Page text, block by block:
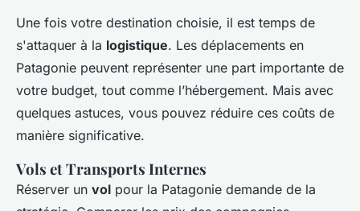
Une fois votre destination choisie, il est temps de
s'attaquer à la logistique. Les déplacements en
Patagonie peuvent représenter une part importante de
votre budget, tout comme l’hébergement. Mais avec
quelques astuces, vous pouvez réduire ces coûts de
manière significative.
Vols et Transports Internes
Réserver un vol pour la Patagonie demande de la